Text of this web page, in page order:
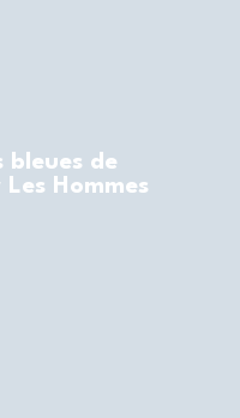
bleues de
Hommes